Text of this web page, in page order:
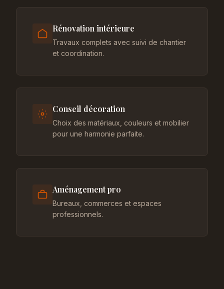
Rénovation intérieure
Travaux complets avec suivi de chantier
et coordination.
Conseil décoration
Choix des matériaux, couleurs et mobilier
pour une harmonie parfaite.
Aménagement pro
Bureaux, commerces et espaces
professionnels.